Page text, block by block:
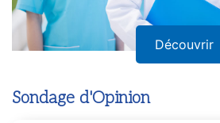
Découvrir
Sondage d'Opinion